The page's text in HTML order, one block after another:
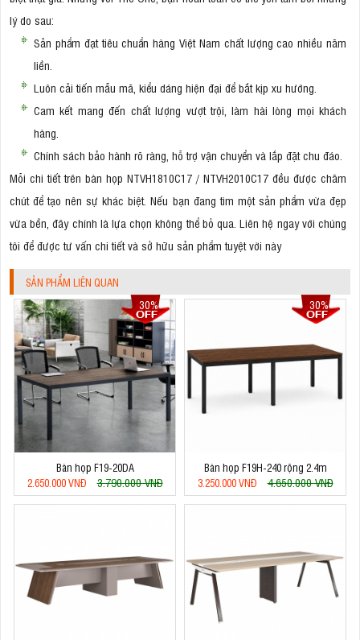
lý do sau:
Sản phẩm đạt tiêu chuẩn hàng Việt Nam chất lượng cao nhiều năm
liền.
Luôn cải tiến mẫu mã, kiểu dáng hiện đại để bắt kịp xu hướng.
Cam kết mang đến chất lượng vượt trội, làm hài lòng mọi khách
hàng.
Chính sách bảo hành rõ ràng, hỗ trợ vận chuyển và lắp đặt chu đáo.
Mỗi chi tiết trên bàn họp NTVH1810C17 / NTVH2010C17 đều được chăm
chút để tạo nên sự khác biệt. Nếu bạn đang tìm một sản phẩm vừa đẹp
vừa bền, đây chính là lựa chọn không thể bỏ qua. Liên hệ ngay với chúng
tôi để được tư vấn chi tiết và sở hữu sản phẩm tuyệt vời này
SẢN PHẨM LIÊN QUAN
30%
Bàn họp F19-20DA
2.650.000 VNĐ
3.790.000 VNĐ
30%
Bàn họp F19H-240 rộng 2.4m
3.250.000 VNĐ
4.650.000 VNĐ